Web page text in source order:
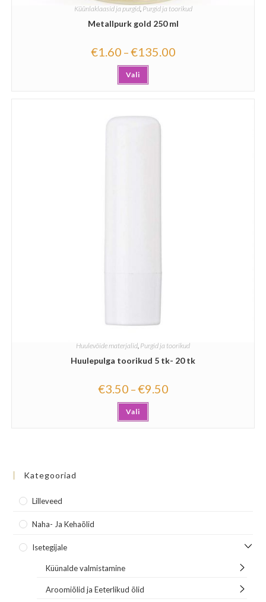
Küünlaklaasid ja purgid, Purgid ja toorikud
Metallpurk gold 250 ml
€1.60 –€135.00
Vali
Huulevõide materjalid Purgid ja toorikud
Huulepulga toorikud 5 tk- 20 tk
€3.50 –€9.50
Vali
Kategooriad
Lilleveed
Naha- Ja Kehaõlid
Isetegijale
Küünalde valmistamine
Aroomiõlid ja Eeterlikud õlid